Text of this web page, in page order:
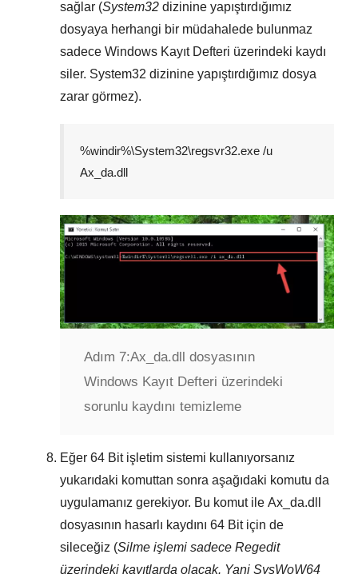
sağlar (System32 dizinine yapıştırdığımız
dosyaya herhangi bir müdahalede bulunmaz
sadece Windows Kayıt Defteri üzerindeki kaydı
siler. System32 dizinine yapıştırdığımız dosya
zarar görmez).
%windir%\System32\regsvr32.exe /u
Ax_da.dll
Adım 7:Ax_da.dll dosyasının
Windows Kayıt Defteri üzerindeki
sorunlu kaydını temizleme
Eğer 64 Bitişletim sistemi kullanıyorsanız
yukarıdaki komuttan sonra aşağıdaki komutu da
uygulamanız gerekiyor. Bu komut ile Ax_da.dll
dosyasının hasarlı kaydını 64 Bitiçin de
sileceğiz (Silme işlemi sadece Regedit
üzerindeki kayıtlarda olacak. Yani SysWoW64